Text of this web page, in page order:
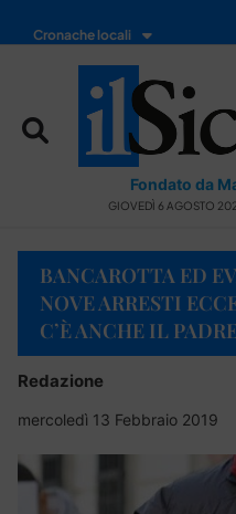
Cronache locali
Fondato da
GIOVEDÌ 6 AGOSTO
BANCAROTTA ED
NOVE ARRESTI
C’È ANCHE IL
Redazione
mercoledì 13 Febbraio 2019